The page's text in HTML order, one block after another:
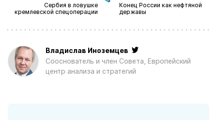
Сербия в ловушке
кремлевской спецоперации
Конец России как нефтяной
державы
Владислав Иноземцев
Сооснователь и член Совета, Европейский
центр анализа и стратегий